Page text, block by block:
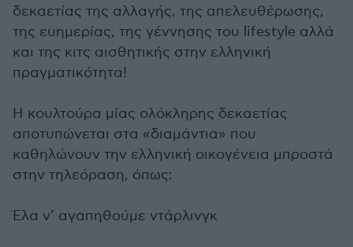
δεκαετίας της αλλαγής, της απελευθέρωσης,
της ευημερίας, της γέννησης του lifestyle αλλά
και της κιτς αισθητικής στην ελληνική
πραγματικότητα!
Η κουλτούρα μίας ολόκληρης δεκαετίας
αποτυπώνεται στα «διαμάντια» που
καθηλώνουν την ελληνική οικογένεια μπροστά
στην τηλεόραση, όπως:
Έλα ν’ αγαπηθούμε ντάρλινγκ